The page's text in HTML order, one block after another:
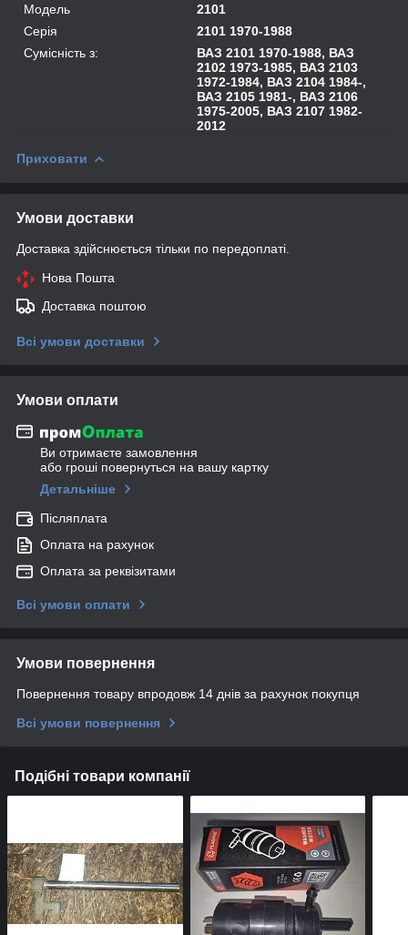
Модель
2101
Серія
2101 1970-1988
Сумісність з:
ВАЗ 2101 1970-1988, ВАЗ
2102 1973-1985, ВАЗ 2103
1972-1984, ВАЗ 2104 1984-,
ВАЗ 2105 1981-, ВАЗ 2106
1975-2005, ВАЗ 2107 1982-
2012
Приховати
Умови доставки
Доставка здійснюється тільки по передоплаті.
Нова Пошта
Доставка поштою
Всі умови доставки
Умови оплати
Ви отримаєте замовлення
або гроші повернуться на вашу картку
Детальніше
Післяплата
Оплата на рахунок
Оплата за реквізитами
Всі умови оплати
Умови повернення
Повернення товару впродовж 14 днів за рахунок покупця
Всі умови повернення
Подібні товари компанії